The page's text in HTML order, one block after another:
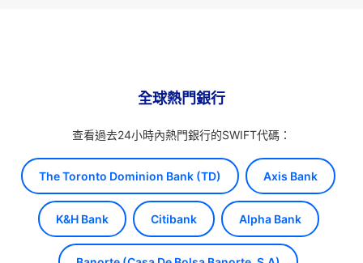
全球熱門銀行
查看過去24小時內熱門銀行的SWIFT代碼：
The Toronto Dominion Bank (TD) Axis Bank
K&H Bank Citibank Alpha Bank